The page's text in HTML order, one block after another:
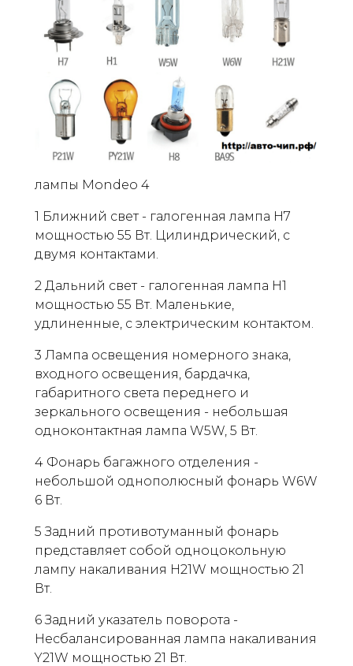
лампы Mondeo 4
1 Ближний свет - галогенная лампа H7
мощностью 55 Вт. Цилиндрический, с
двумя контактами.
2 Дальний свет - галогенная лампа H1
мощностью 55 Вт. Маленькие,
удлиненные, с электрическим контактом.
3 Лампа освещения номерного знака,
входного освещения, бардачка,
габаритного света переднего и
зеркального освещения - небольшая
одноконтактная лампа W5W, 5 Вт.
4 Фонарь багажного отделения -
небольшой однополюсный фонарь W6W
6 Вт.
5 Задний противотуманный фонарь
представляет собой одноцокольную
лампу накаливания H21W мощностью 21
Вт.
6 Задний указатель поворота -
Несбалансированная лампа накаливания
Y21W мощностью 21 Вт.